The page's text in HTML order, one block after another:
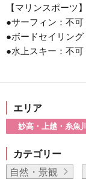
【マリンスポーツ】
●サーフィン：不可
●ボードセイリン
●水上スキー：不可
エリア
妙高・上越・糸魚
カテゴリー
自然・景観